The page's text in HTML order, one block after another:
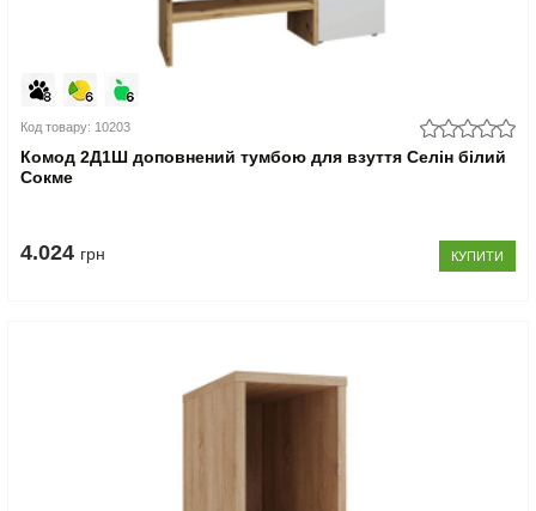
Код товару: 10203
Комод 2Д1Ш доповнений тумбою для взуття Селін білий
Сокме
4.024 грн КУПИТИ